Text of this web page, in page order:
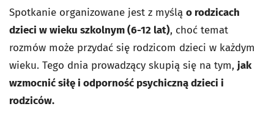
Spotkanie organizowane jest z myślą o rodzicach
dzieci w wieku szkolnym (6-12 lat), choć temat
rozmów może przydać się rodzicom dzieci w każdym
wieku. Tego dnia prowadzący skupią się na tym, jak
wzmocnić siłę i odporność psychiczną dzieci i
rodziców.